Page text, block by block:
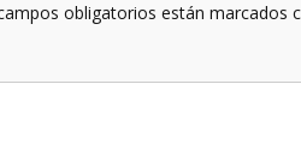
obligatorios están marcados